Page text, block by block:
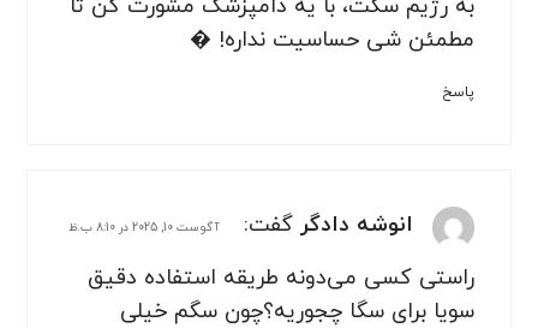
به رژیم سگت، با یه دامپزشک مشورت کن تا
مطمئن شی حساسیت نداره! �
پاسخ
انوشه دادگر گفت: آگوست 10, 2025 در 8:10 ب.ظ
راستی کسی می‌دونه طریقه استفاده دقیق
سویا برای سگا چجوریه؟چون سگم خیلی